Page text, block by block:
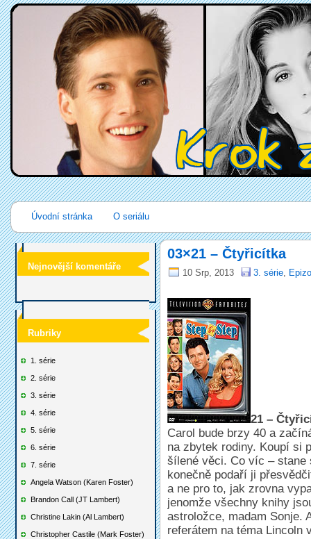
Úvodní stránka O seriálu
Nejnovější komentáře
Rubriky
1. série
2. série
3. série
4. série
5. série
6. série
7. série
Angela Watson (Karen Foster)
Brandon Call (JT Lambert)
Christine Lakin (Al Lambert)
Christopher Castile (Mark Foster)
03×21 – Čtyřicítka
10 Srp, 2013 3. série,
21 –
Carol bude brzy 40 a
na zbytek rodiny. Koupí si
šílené věci. Co víc – stane
konečně podaří ji
a ne pro to, jak zrovna
jenomže všechny knihy
astroložce, madam Sonje.
referátem na téma Lincoln